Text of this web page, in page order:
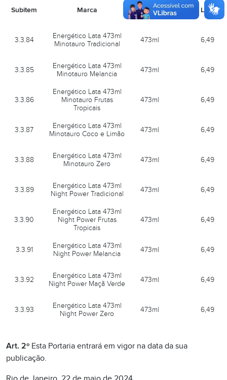
Subitem Marca
Volume
(ml)
PET Lata
3.3.84
Energético Lata 473ml
Minotauro Tradicional
473ml 6,49
3.3.85
Energético Lata 473ml
Minotauro Melancia
473ml 6,49
3.3.86
Energético Lata 473ml
Minotauro Frutas
Tropicais
473ml 6,49
3.3.87
Energético Lata 473ml
Minotauro Coco e Limão
473ml 6,49
3.3.88
Energético Lata 473ml
Minotauro Zero
473ml 6,49
3.3.89
Energético Lata 473ml
Night Power Tradicional
473ml 6,49
3.3.90
Energético Lata 473ml
Night Power Frutas
Tropicais
473ml 6,49
3.3.91
Energético Lata 473ml
Night Power Melancia
473ml 6,49
3.3.92
Energético Lata 473ml
Night Power Maçã Verde
473ml 6,49
3.3.93
Energético Lata 473ml
Night Power Zero
473ml 6,49
Art. 2º Esta Portaria entrará em vigor na data da sua
publicação.